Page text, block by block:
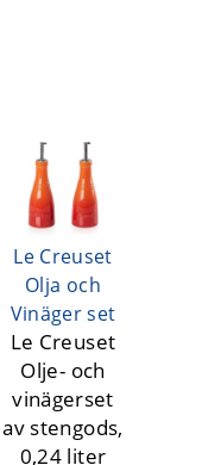
Le Creuset
Olja och
Vinäger set
Le Creuset
Olje- och
vinägerset
av stengods,
0,24 liter